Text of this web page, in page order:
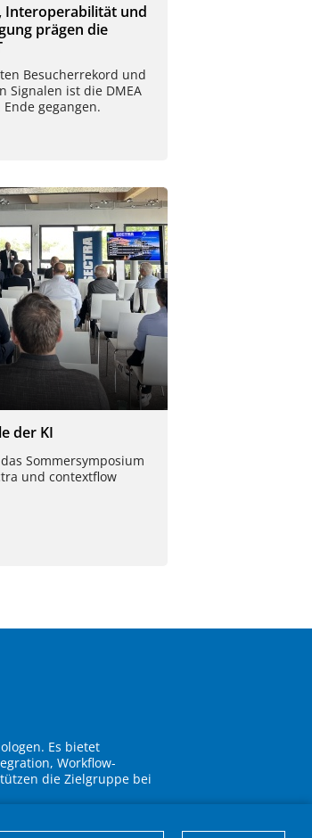
Interoperabilität und
prägen die
Besucherrekord und
Signalen ist die DMEA
gegangen.
der KI
Sommersymposium
und contextflow
Es bietet
Workflow-
die Zielgruppe bei